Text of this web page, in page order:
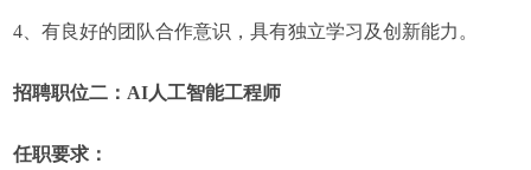
4、有良好的团队合作意识，具有独立学习及创新能力。
招聘职位二：AI人工智能工程师
任职要求：